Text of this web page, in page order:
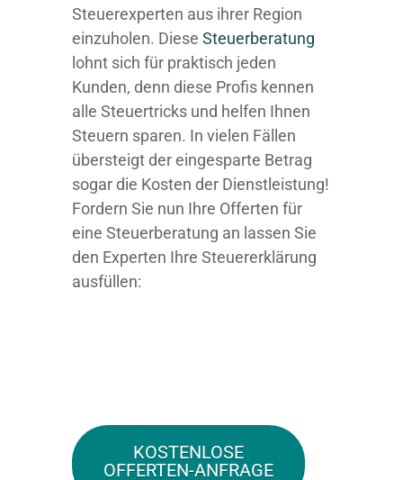
Steuerexperten aus ihrer Region
einzuholen. Diese Steuerberatung
lohnt sich für praktisch jeden
Kunden, denn diese Profis kennen
alle Steuertricks und helfen Ihnen
Steuern sparen. In vielen Fällen
übersteigt der eingesparte Betrag
sogar die Kosten der Dienstleistung!
Fordern Sie nun Ihre Offerten für
eine Steuerberatung an lassen Sie
den Experten Ihre Steuererklärung
ausfüllen:
KOSTENLOSE
OFFERTEN-ANFRAGE